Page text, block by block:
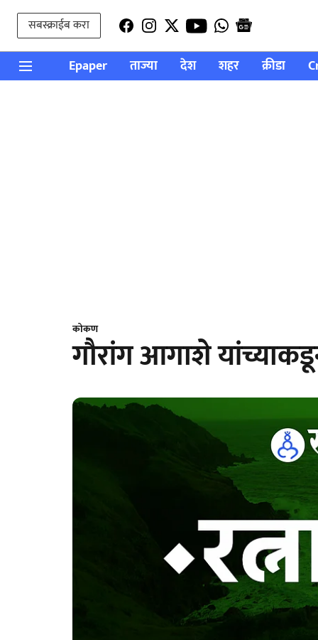
सबस्क्राईब करा
Epaper ताज्या देश शहर क्रीडा
कोकण
गौरांग आगाशे